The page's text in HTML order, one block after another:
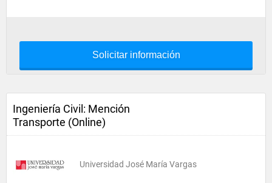
Solicitar información
Ingeniería Civil: Mención
Transporte (Online)
Universidad José María Vargas